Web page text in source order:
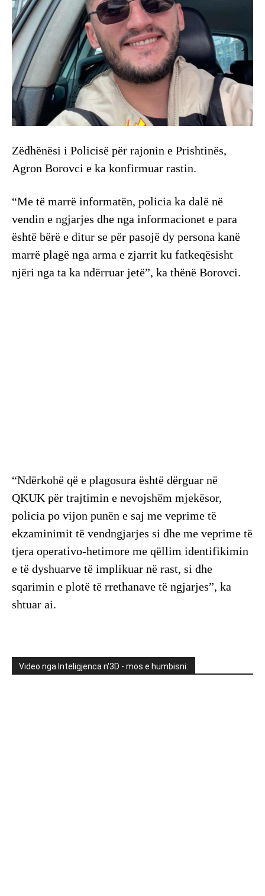
Zëdhënësi i Policisë për rajonin e Prishtinës,
Agron Borovci e ka konfirmuar rastin.
“Me të marrë informatën, policia ka dalë në
vendin e ngjarjes dhe nga informacionet e para
është bërë e ditur se për pasojë dy persona kanë
marrë plagë nga arma e zjarrit ku fatkeqësisht
njëri nga ta ka ndërruar jetë”, ka thënë Borovci.
“Ndërkohë që e plagosura është dërguar në
QKUK për trajtimin e nevojshëm mjekësor,
policia po vijon punën e saj me veprime të
ekzaminimit të vendngjarjes si dhe me veprime të
tjera operativo-hetimore me qëllim identifikimin
e të dyshuarve të implikuar në rast, si dhe
sqarimin e plotë të rrethanave të ngjarjes”, ka
shtuar ai.
Video nga Inteligjenca n'3D - mos e humbisni: